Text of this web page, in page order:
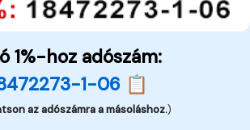
1%-hoz adószám:
1-06 📋
az adószámra a másoláshoz.)